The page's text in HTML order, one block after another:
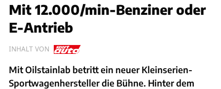
Mit 12.000/min-Benziner oder
E-Antrieb
INHALT VON
Mit Oilstainlab betritt ein neuer Kleinserien-
Sportwagenhersteller die Bühne. Hinter dem